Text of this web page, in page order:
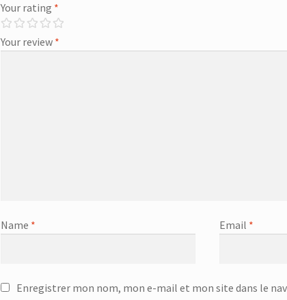
Your rating *
Your review *
Name * Email *
Enregistrer mon nom, mon e-mail et mon site dans le